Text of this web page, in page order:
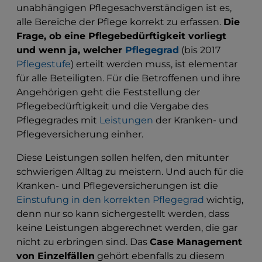
unabhängigen Pflegesachverständigen ist es,
alle Bereiche der Pflege korrekt zu erfassen. Die
Frage, ob eine Pflegebedürftigkeit vorliegt
und wenn ja, welcher Pflegegrad (bis 2017
Pflegestufe) erteilt werden muss, ist elementar
für alle Beteiligten. Für die Betroffenen und ihre
Angehörigen geht die Feststellung der
Pflegebedürftigkeit und die Vergabe des
Pflegegrades mit Leistungen der Kranken- und
Pflegeversicherung einher.
Diese Leistungen sollen helfen, den mitunter
schwierigen Alltag zu meistern. Und auch für die
Kranken- und Pflegeversicherungen ist die
Einstufung in den korrekten Pflegegrad wichtig,
denn nur so kann sichergestellt werden, dass
keine Leistungen abgerechnet werden, die gar
nicht zu erbringen sind. Das Case Management
von Einzelfällen gehört ebenfalls zu diesem